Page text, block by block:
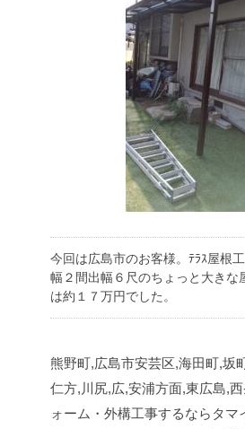
今回は広島市のお客様。ﾃﾗｽ屋根
幅２間出幅６尺のちょっと大きな
は約１７万円でした。
熊野町,広島市安芸区,海田町,坂
仁方,川尻,広,安浦方面,東広島,
ォーム・外構工事するならタマ